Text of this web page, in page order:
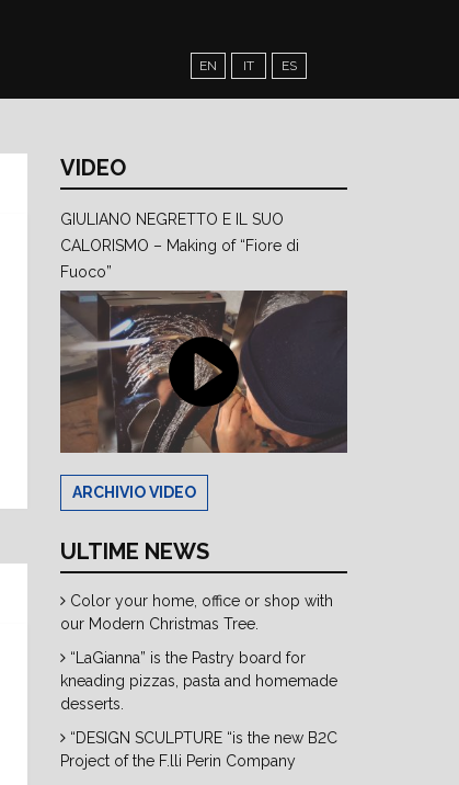
EN IT ES
VIDEO
GIULIANO NEGRETTO E IL SUO
CALORISMO – Making of “Fiore di
Fuoco”
ARCHIVIO VIDEO
ULTIME NEWS
Color your home, office or shop with
our Modern Christmas Tree.
“LaGianna” is the Pastry board for
kneading pizzas, pasta and homemade
desserts.
“DESIGN SCULPTURE “is the new B2C
Project of the F.lli Perin Company